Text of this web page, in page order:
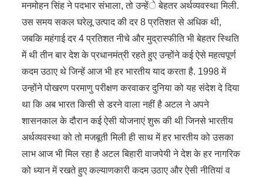
मनमोहन सिंह ने पदभार संभाला, तो उन्हेंे बेहतर अर्थव्यवस्था मिली.
उस समय सकल घरेलू उत्पाद की दर 8 प्रतिशत से अधिक थी,
जबकि महंगाई दर 4 प्रतिशत नीचे और मुद्रास्फीति भी बेहतर स्थिति
में थी तीन बार देश के प्रधानमंत्री रहते हुए उन्होंने कई ऐसे महत्वपूर्ण
कदम उठाए थे जिन्हें आज भी हर भारतीय याद करता है. 1998 में
उन्होंने पोखरण परमाणु परीक्षण करवाकर दुनिया को यह संदेश दे दिया
था कि अब भारत किसी से डरने वाला नहीं है अटल ने अपने
शासनकाल के दौरान कई ऐसी योजनाएं शुरू की थी जिनसे भारतीय
अर्थव्यवस्था को तो मजबूती मिली ही साथ में हर भारतीय को उसका
लाभ आज भी मिल रहा है अटल बिहारी वाजपेयी ने देश के हर नागरिक
को ध्यान में रखते हुए कल्याणकारी कदम उठाए और ऐसी नीतियां व